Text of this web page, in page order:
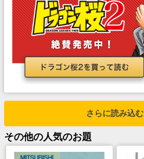
さらに読み込む
その他の人気のお題